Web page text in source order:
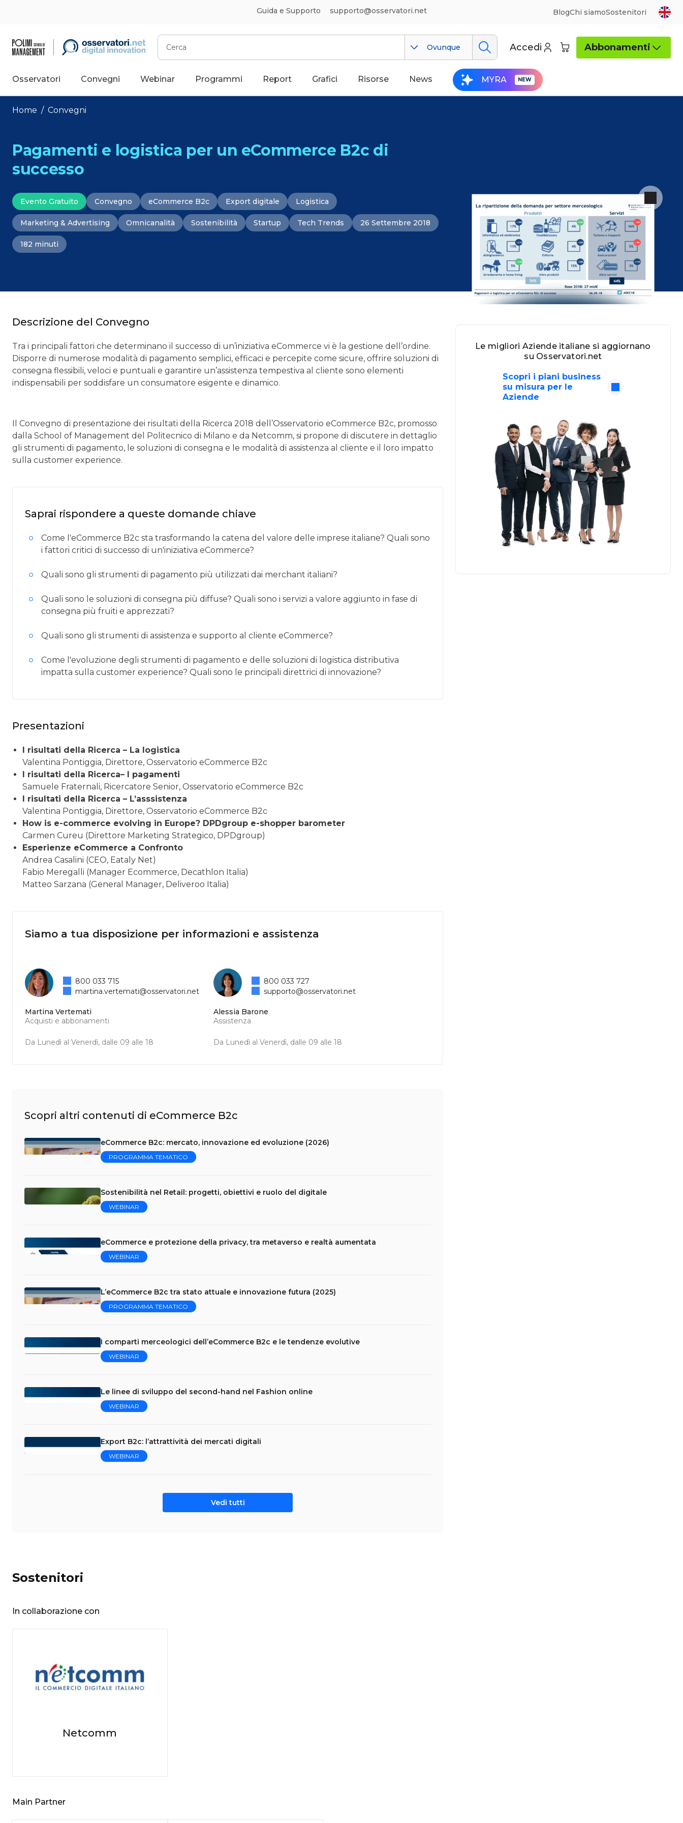
Guida e Supporto supporto@osservatori.net BlogChi siamoSostenitori
Cerca
Ovunque Accedi Abbonamenti
Osservatori Convegni Webinar Programmi Report Grafici Risorse News MYRA
Home / Convegni
Pagamenti e logistica per un eCommerce B2c di
successo
Evento Gratuito Convegno eCommerce B2c Export digitale Logistica
Marketing & Advertising Omnicanalità Sostenibilità Startup Tech Trends 26 Settembre 2018
182 minuti
Descrizione del Convegno
Tra i principali fattori che determinano il successo di un’iniziativa eCommerce vi è la gestione dell’ordine.
Disporre di numerose modalità di pagamento semplici, efficaci e percepite come sicure, offrire soluzioni di
consegna flessibili, veloci e puntuali e garantire un’assistenza tempestiva al cliente sono elementi
indispensabili per soddisfare un consumatore esigente e dinamico.
Il Convegno di presentazione dei risultati della Ricerca 2018 dell’Osservatorio eCommerce B2c, promosso
dalla School of Management del Politecnico di Milano e da Netcomm, si propone di discutere in dettaglio
gli strumenti di pagamento, le soluzioni di consegna e le modalità di assistenza al cliente e il loro impatto
sulla customer experience.
Saprai rispondere a queste domande chiave
Come l'eCommerce B2c sta trasformando la catena del valore delle imprese italiane? Quali sono
i fattori critici di successo di un'iniziativa eCommerce?
Quali sono gli strumenti di pagamento più utilizzati dai merchant italiani?
Quali sono le soluzioni di consegna più diffuse? Quali sono i servizi a valore aggiunto in fase di
consegna più fruiti e apprezzati?
Quali sono gli strumenti di assistenza e supporto al cliente eCommerce?
Come l'evoluzione degli strumenti di pagamento e delle soluzioni di logistica distributiva
impatta sulla customer experience? Quali sono le principali direttrici di innovazione?
Presentazioni
I risultati della Ricerca – La logistica
Valentina Pontiggia, Direttore, Osservatorio eCommerce B2c
I risultati della Ricerca– I pagamenti
Samuele Fraternali, Ricercatore Senior, Osservatorio eCommerce B2c
I risultati della Ricerca – L’asssistenza
Valentina Pontiggia, Direttore, Osservatorio eCommerce B2c
How is e-commerce evolving in Europe? DPDgroup e-shopper barometer
Carmen Cureu (Direttore Marketing Strategico, DPDgroup)
Esperienze eCommerce a Confronto
Andrea Casalini (CEO, Eataly Net)
Fabio Meregalli (Manager Ecommerce, Decathlon Italia)
Matteo Sarzana (General Manager, Deliveroo Italia)
Siamo a tua disposizione per informazioni e assistenza
Martina Vertemati
Acquisti e abbonamenti
Da Lunedì al Venerdì, dalle 09 alle 18
800 033 715
martina.vertemati@osservatori.net
Alessia Barone
Assistenza
Da Lunedì al Venerdì, dalle 09 alle 18
800 033 727
supporto@osservatori.net
Scopri altri contenuti di eCommerce B2c
eCommerce B2c: mercato, innovazione ed evoluzione (2026)
PROGRAMMA TEMATICO
Sostenibilità nel Retail: progetti, obiettivi e ruolo del digitale
WEBINAR
eCommerce e protezione della privacy, tra metaverso e realtà aumentata
WEBINAR
L’eCommerce B2c tra stato attuale e innovazione futura (2025)
PROGRAMMA TEMATICO
I comparti merceologici dell’eCommerce B2c e le tendenze evolutive
WEBINAR
Le linee di sviluppo del second-hand nel Fashion online
WEBINAR
Export B2c: l’attrattività dei mercati digitali
WEBINAR
Vedi tutti
Le migliori Aziende italiane si aggiornano
su Osservatori.net
Scopri i piani business
su misura per le
Aziende
Sostenitori
In collaborazione con
Netcomm
Main Partner